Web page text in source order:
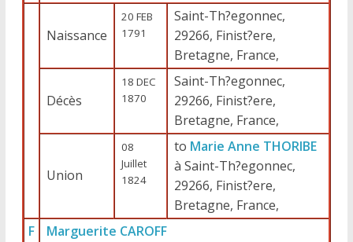
Naissance
20 FEB
1791
Saint-Th?egonnec,
29266, Finist?ere,
Bretagne, France,
Décès
18 DEC
1870
Saint-Th?egonnec,
29266, Finist?ere,
Bretagne, France,
Union
08
Juillet
1824
to Marie Anne THORIBE
à Saint-Th?egonnec,
29266, Finist?ere,
Bretagne, France,
F
Marguerite CAROFF